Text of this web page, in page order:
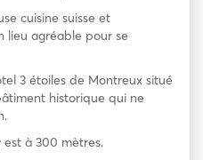
cuisine suisse et
lieu agréable pour se
3 étoiles de Montreux situé
historique qui ne
à 300 mètres.